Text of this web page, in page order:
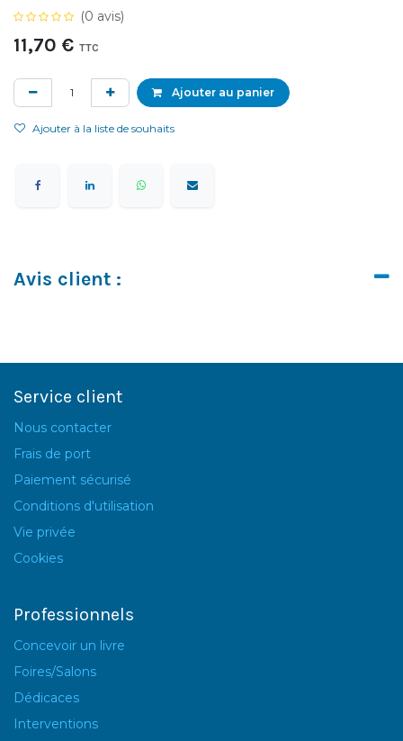
(0 avis)
11,70 € TTC
Ajouter au panier
Ajouter à la liste de souhaits
Avis client :
Service client
Nous contacter
Frais de port
Paiement sécurisé
Conditions d'utilisation
Vie privée
Cookies
Professionnels
Concevoir un livre
Foires/Salons
Dédicaces
Interventions